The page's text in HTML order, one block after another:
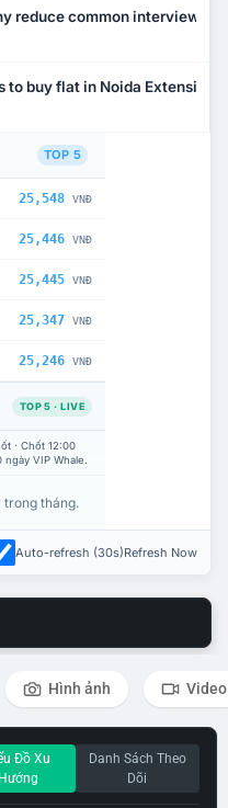
reduce common interview
buy flat in Noida Extension?
TOP 5
25,548 VNĐ
25,446 VNĐ
25,445 VNĐ
25,347 VNĐ
25,246 VNĐ
TOP 5 · LIVE
· Chốt 12:00
VIP Whale.
trong tháng.
Auto-refresh (30s)Refresh Now
Hình ảnh Video
Đồ Xu
Hướng
Danh Sách Theo
Dõi